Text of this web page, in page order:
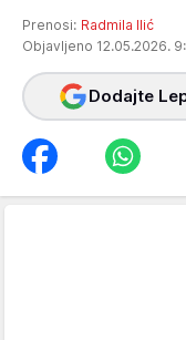
Prenosi: Radmila Ilić
Objavljeno 12.05.2026.
Dodajte